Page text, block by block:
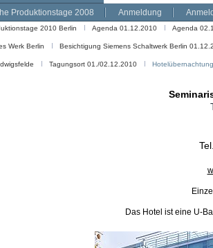
Produktionstage 2008
Anmeldung
2010 Berlin Agenda 01.12.2010 Agenda
Werk Berlin Besichtigung Siemens Schaltwerk Berlin
Tagungsort 01./02.12.2010
Das Hotel ist eine U-